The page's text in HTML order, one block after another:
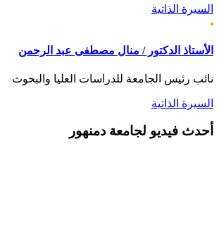
السيرة الذاتية
الأستاذ الدكتور / منال مصطفى عبد الرحمن
نائب رئيس الجامعة للدراسات العليا والبحوث
السيرة الذاتية
أحدث فيديو لجامعة دمنهور